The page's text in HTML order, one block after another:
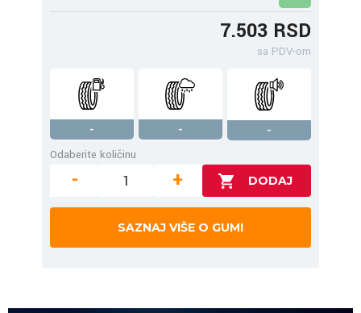
7.503 RSD
sa PDV-om
- -
-
Odaberite količinu
- +
SAZNAJ VIŠE O GUMI